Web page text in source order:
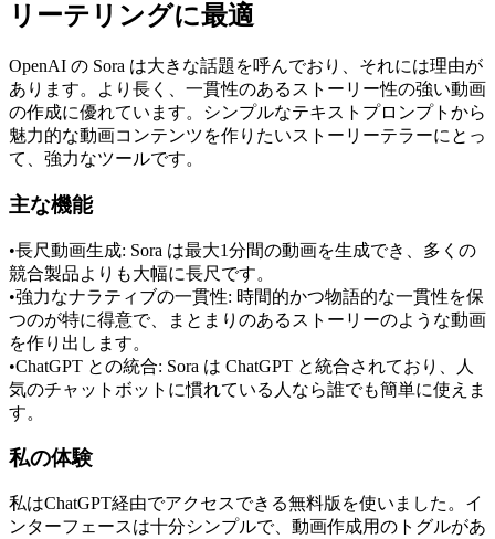
リーテリングに最適
OpenAI の Sora は大きな話題を呼んでおり、それには理由が
あります。より長く、一貫性のあるストーリー性の強い動画
の作成に優れています。シンプルなテキストプロンプトから
魅力的な動画コンテンツを作りたいストーリーテラーにとっ
て、強力なツールです。
主な機能
•長尺動画生成: Sora は最大1分間の動画を生成でき、多くの
競合製品よりも大幅に長尺です。
•強力なナラティブの一貫性: 時間的かつ物語的な一貫性を保
つのが特に得意で、まとまりのあるストーリーのような動画
を作り出します。
•ChatGPT との統合: Sora は ChatGPT と統合されており、人
気のチャットボットに慣れている人なら誰でも簡単に使えま
す。
私の体験
私はChatGPT経由でアクセスできる無料版を使いました。イ
ンターフェースは十分シンプルで、動画作成用のトグルがあ